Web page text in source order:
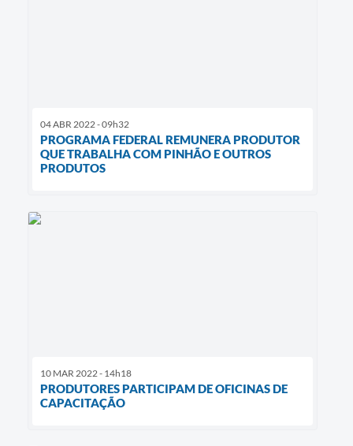
04 ABR 2022 - 09h32
PROGRAMA FEDERAL REMUNERA PRODUTOR
QUE TRABALHA COM PINHÃO E OUTROS
PRODUTOS
10 MAR 2022 - 14h18
PRODUTORES PARTICIPAM DE OFICINAS DE
CAPACITAÇÃO